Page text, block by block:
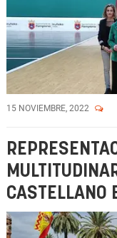
15 NOVIEMBRE, 2022
CASTELLANO